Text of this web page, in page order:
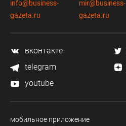
info@business-
gazeta.ru
mir@business-
gazeta.ru
вконтакте
telegram
youtube
мобильное приложение